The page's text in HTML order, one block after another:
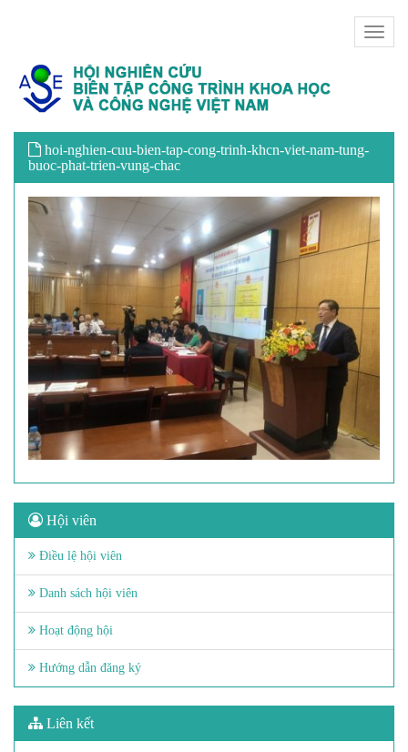
Toggle
hoi-nghien-cuu-bien-tap-cong-trinh-khcn-viet-nam-tung-
buoc-phat-trien-vung-chac
Hội viên
Điều lệ hội viên
Danh sách hội viên
Hoạt động hội
Hướng dẫn đăng ký
Liên kết